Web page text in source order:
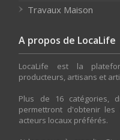
Travaux Maison
A propos de LocaLife
LocaLife est la
producteurs, artisans et
Plus de 16 catégories,
permettront d'obtenir
acteurs locaux préférés.